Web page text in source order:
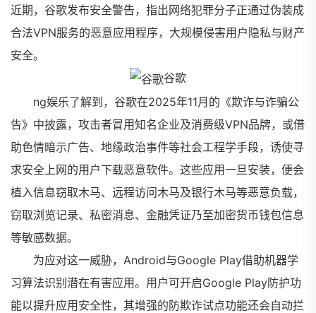
近期，谷歌发布安全警告，指出网络犯罪分子正通过伪装成
合法VPN服务的恶意应用程序，大规模侵害用户隐私与财产
安全。
谷歌
ng娱乐了解到，谷歌在2025年11月的《欺诈与诈骗公
告》中披露，攻击者冒用知名企业及消费级VPN品牌，或借
助色情暗示广告、地缘政治事件等社会工程学手段，诱使寻
求安全上网的用户下载恶意软件。这些应用一旦安装，便会
植入信息窃取木马、远程访问木马及银行木马等恶意负载，
窃取浏览记录、私密消息、金融凭证乃至加密货币钱包信息
等敏感数据。
为应对这一威胁，Android与Google Play借助机器学
习算法识别潜在有害应用。用户可开启Google Play防护功
能以提升应用安全性，其增强的防欺诈试点功能还会自动拦